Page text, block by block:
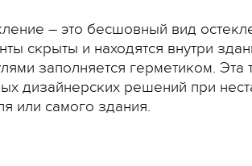
– это бесшовный вид
скрыты и находятся внутри
заполняется герметиком. Эта
дизайнерских решений при
или самого здания.